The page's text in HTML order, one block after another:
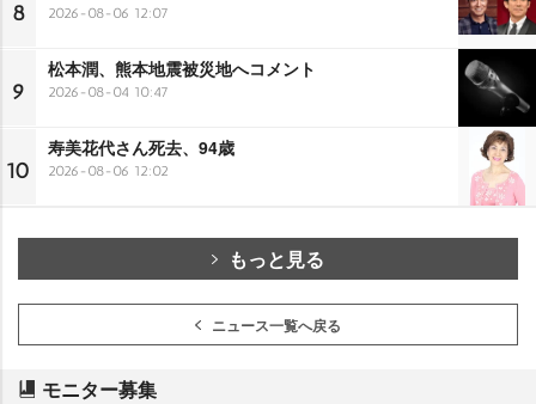
8 2026-08-06 12:07
9
松本潤、熊本地震被災地へコメント
2026-08-04 10:47
10
寿美花代さん死去、94歳
2026-08-06 12:02
もっと見る
ニュース一覧へ戻る
モニター募集